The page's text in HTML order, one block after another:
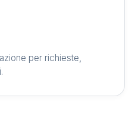
per richieste,